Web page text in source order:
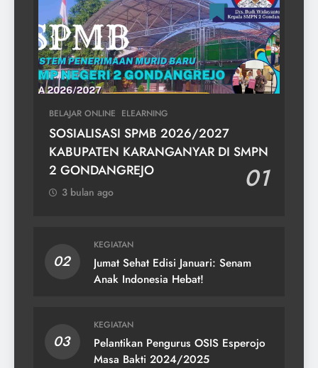
BELAJAR ONLINE ELEARNING
SOSIALISASI SPMB 2026/2027
KABUPATEN KARANGANYAR DI SMPN
2 GONDANGREJO
01
3 bulan ago
02
KEGIATAN
Jumat Sehat Edisi Januari: Senam
Anak Indonesia Hebat!
03
KEGIATAN
Pelantikan Pengurus OSIS Esperojo
Masa Bakti 2024/2025